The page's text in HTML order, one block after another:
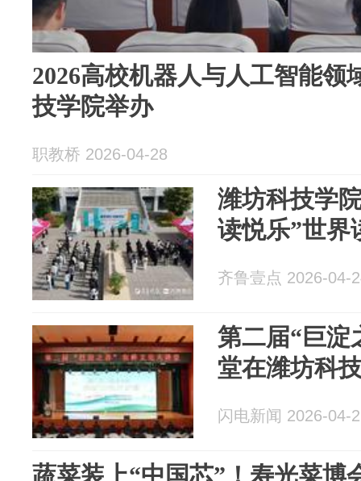
2026高校机器人与人工智能领
技学院举办
职教桥 2026-04-28
潍坊科技学
读悦乐”世界
齐鲁壹点 2026-04-
第二届“巨淀
堂在潍坊科
闪电新闻 2026-04-
蔬菜装上“中国芯”！寿光菜博